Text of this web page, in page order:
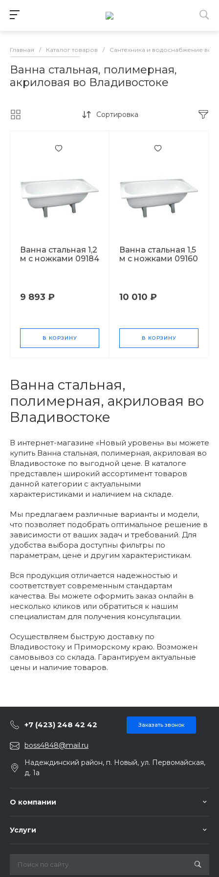
Главная / Каталог товаров / Сантехника и водоснабжение во
Ванна стальная, полимерная,
акриловая во Владивостоке
Сортировка
Ванна стальная 1,2
м с ножками 09184
9 893 ₽
В КОРЗИНУ
Ванна стальная 1,5
м с ножками 09160
10 010 ₽
В КОРЗИНУ
Ванна стальная,
полимерная, акриловая во
Владивостоке
В интернет-магазине «Новый уровень» вы можете
купить Ванна стальная, полимерная, акриловая во
Владивостоке по выгодной цене. В каталоге
представлен широкий ассортимент товаров
данной категории с актуальными
характеристиками и наличием на складе.
Мы предлагаем различные варианты и модели,
что позволяет подобрать оптимальное решение в
зависимости от ваших задач и требований. Для
удобства выбора доступны фильтры по
параметрам, цене и другим характеристикам.
Вся продукция отличается надежностью и
соответствует современным стандартам
качества. Вы можете оформить заказ онлайн в
несколько кликов или обратиться к нашим
специалистам для получения консультации.
Осуществляем быструю доставку по
Владивостоку и Приморскому краю. Возможен
самовывоз со склада. Гарантируем актуальные
цены и наличие товаров.
+7 (423) 248 42 42 Заказать звонок
boss4848@mail.ru
Надеждинский район, п. Новый, ул. Первомайская,
д. 1а
О компании
Услуги